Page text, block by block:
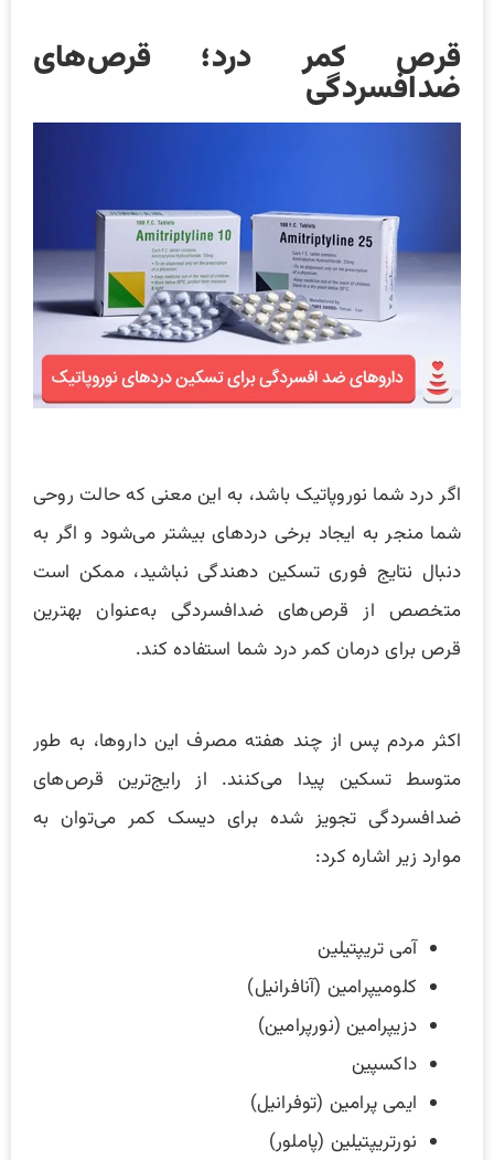
قرص کمر درد؛ قرص‌های
ضدافسردگی
اگر درد شما نوروپاتیک باشد، به این معنی که حالت روحی
شما منجر به ایجاد برخی دردهای بیشتر می‌شود و اگر به
دنبال نتایج فوری تسکین دهندگی نباشید، ممکن است
متخصص از قرص‌های ضدافسردگی به‌عنوان بهترین
قرص برای درمان کمر درد شما استفاده کند.
اکثر مردم پس از چند هفته مصرف این داروها، به طور
متوسط تسکین پیدا می‌کنند. از رایج‌ترین قرص‌های
ضدافسردگی تجویز شده برای دیسک کمر می‌توان به
موارد زیر اشاره کرد:
آمی تریپتیلین
کلومیپرامین (آنافرانیل)
دزیپرامین (نورپرامین)
داکسپین
ایمی پرامین (توفرانیل)
نورتریپتیلین (پاملور)